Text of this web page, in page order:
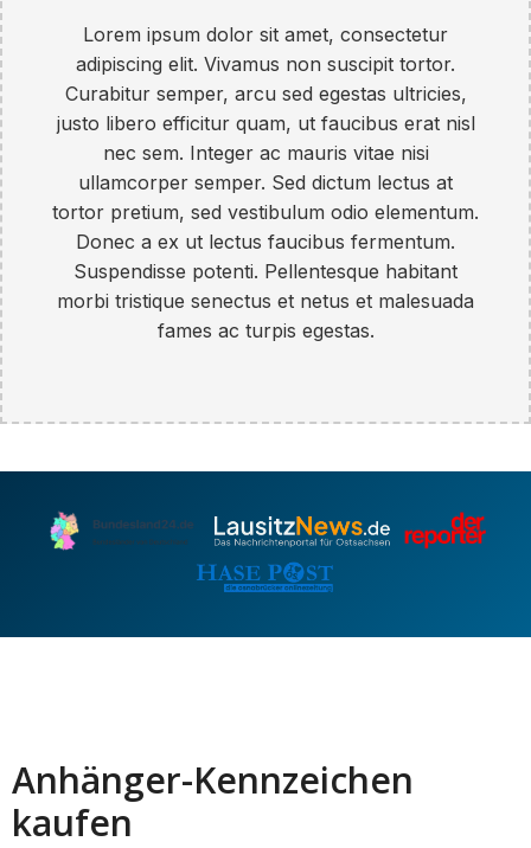
Lorem ipsum dolor sit amet, consectetur
adipiscing elit. Vivamus non suscipit tortor.
Curabitur semper, arcu sed egestas ultricies,
justo libero efficitur quam, ut faucibus erat nisl
nec sem. Integer ac mauris vitae nisi
ullamcorper semper. Sed dictum lectus at
tortor pretium, sed vestibulum odio elementum.
Donec a ex ut lectus faucibus fermentum.
Suspendisse potenti. Pellentesque habitant
morbi tristique senectus et netus et malesuada
fames ac turpis egestas.
Anhänger-Kennzeichen
kaufen